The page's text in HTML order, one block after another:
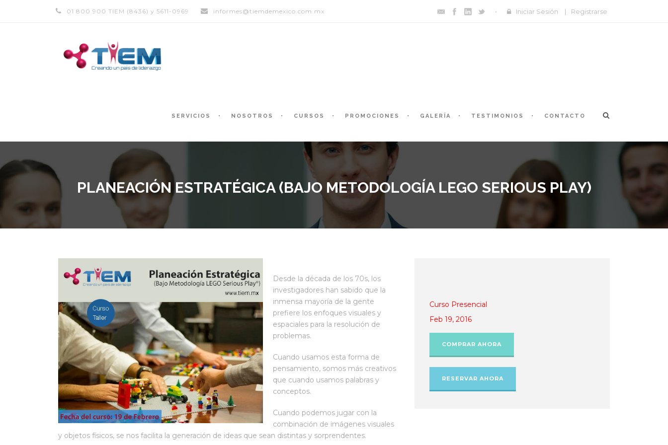
01 800 900 TIEM (8436) y 5611-0969 informes@tiemdemexico.com.mx Iniciar Sesión | Registrarse
SERVICIOS NOSOTROS CURSOS PROMOCIONES GALERÍA TESTIMONIOS CONTACTO
PLANEACIÓN ESTRATÉGICA (BAJO METODOLOGÍA LEGO SERIOUS PLAY)
Curso Presencial
Feb 19, 2016
COMPRAR AHORA
RESERVAR AHORA
Desde la década de los 70s, los
investigadores han sabido que la
inmensa mayoría de la gente
prefiere los enfoques visuales y
espaciales para la resolución de
problemas.
Cuando usamos esta forma de
pensamiento, somos más creativos
que cuando usamos palabras y
conceptos.
Cuando podemos jugar con la
combinación de imágenes visuales
y objetos físicos, se nos facilita la generación de ideas que sean distintas y sorprendentes.